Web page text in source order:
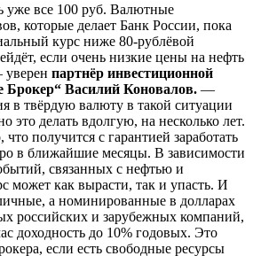
уже все 100 руб. Валютные
которые делает Банк России, пока
курс ниже 80-рублёвой
если очень низкие цены на нефть
уверен партнёр инвестиционной
Василий Коновалов. —
в твёрдую валюту в такой ситуации
это делать вдолгую, на несколько лет.
что получится с гарантией заработать
в ближайшие месяцы. В зависимости
связанных с нефтью и
может как вырасти, так и упасть. И
а номинированные в долларах
российских и зарубежных компаний,
доходность до 10% годовых. Это
если есть свободные ресурсы